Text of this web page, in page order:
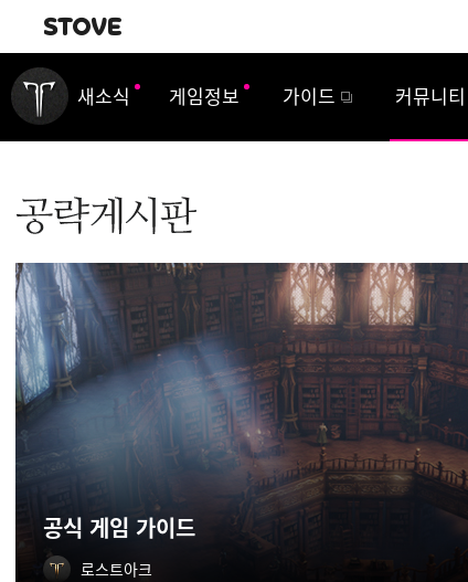
내비게이션
새소식 게임정보 가이드 커뮤니티
공식 게임 가이드
로스트아크